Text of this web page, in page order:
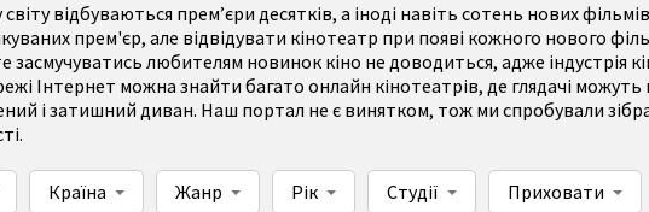
відбуваються прем’єри десятків, а іноді навіть сотень нових
прем'єр, але відвідувати кінотеатр при появі кожного нового
засмучуватись любителям новинок кіно не доводиться, адже індустрія
Інтернет можна знайти багато онлайн кінотеатрів, де глядачі
і затишний диван. Наш портал не є винятком, тож ми спробували
Країна Жанр Рік Студії Приховати